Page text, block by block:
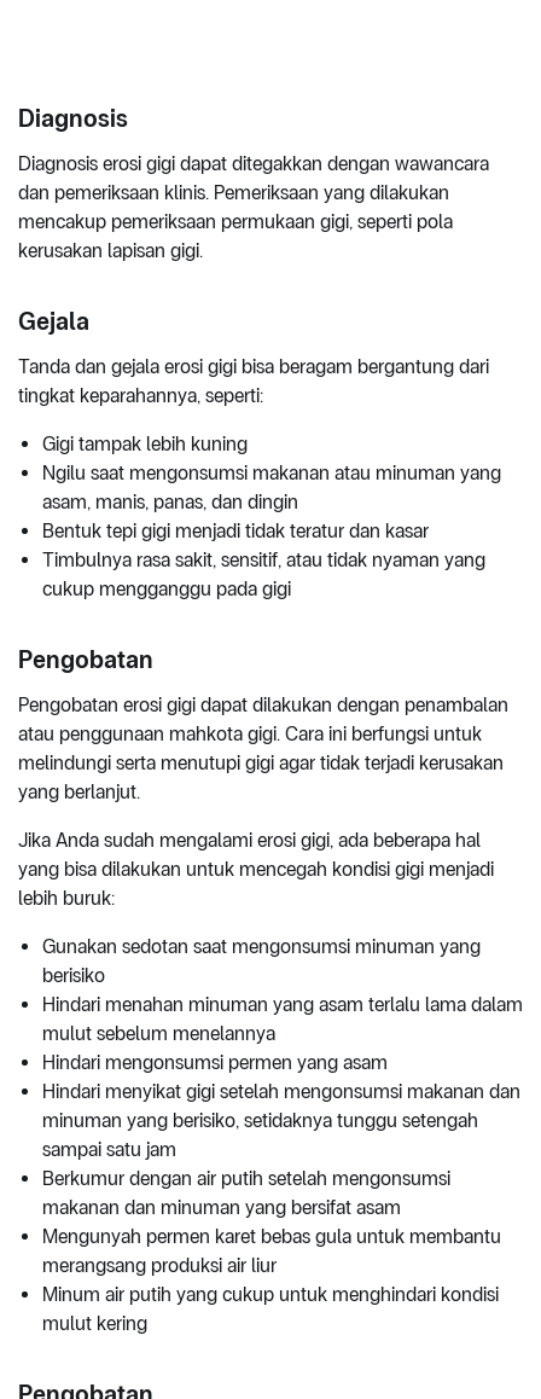
Diagnosis
Diagnosis erosi gigi dapat ditegakkan dengan wawancara
dan pemeriksaan klinis. Pemeriksaan yang dilakukan
mencakup pemeriksaan permukaan gigi, seperti pola
kerusakan lapisan gigi.
Gejala
Tanda dan gejala erosi gigi bisa beragam bergantung dari
tingkat keparahannya, seperti:
Gigi tampak lebih kuning
Ngilu saat mengonsumsi makanan atau minuman yang
asam, manis, panas, dan dingin
Bentuk tepi gigi menjadi tidak teratur dan kasar
Timbulnya rasa sakit, sensitif, atau tidak nyaman yang
cukup mengganggu pada gigi
Pengobatan
Pengobatan erosi gigi dapat dilakukan dengan penambalan
atau penggunaan mahkota gigi. Cara ini berfungsi untuk
melindungi serta menutupi gigi agar tidak terjadi kerusakan
yang berlanjut.
Jika Anda sudah mengalami erosi gigi, ada beberapa hal
yang bisa dilakukan untuk mencegah kondisi gigi menjadi
lebih buruk:
Gunakan sedotan saat mengonsumsi minuman yang
berisiko
Hindari menahan minuman yang asam terlalu lama dalam
mulut sebelum menelannya
Hindari mengonsumsi permen yang asam
Hindari menyikat gigi setelah mengonsumsi makanan dan
minuman yang berisiko, setidaknya tunggu setengah
sampai satu jam
Berkumur dengan air putih setelah mengonsumsi
makanan dan minuman yang bersifat asam
Mengunyah permen karet bebas gula untuk membantu
merangsang produksi air liur
Minum air putih yang cukup untuk menghindari kondisi
mulut kering